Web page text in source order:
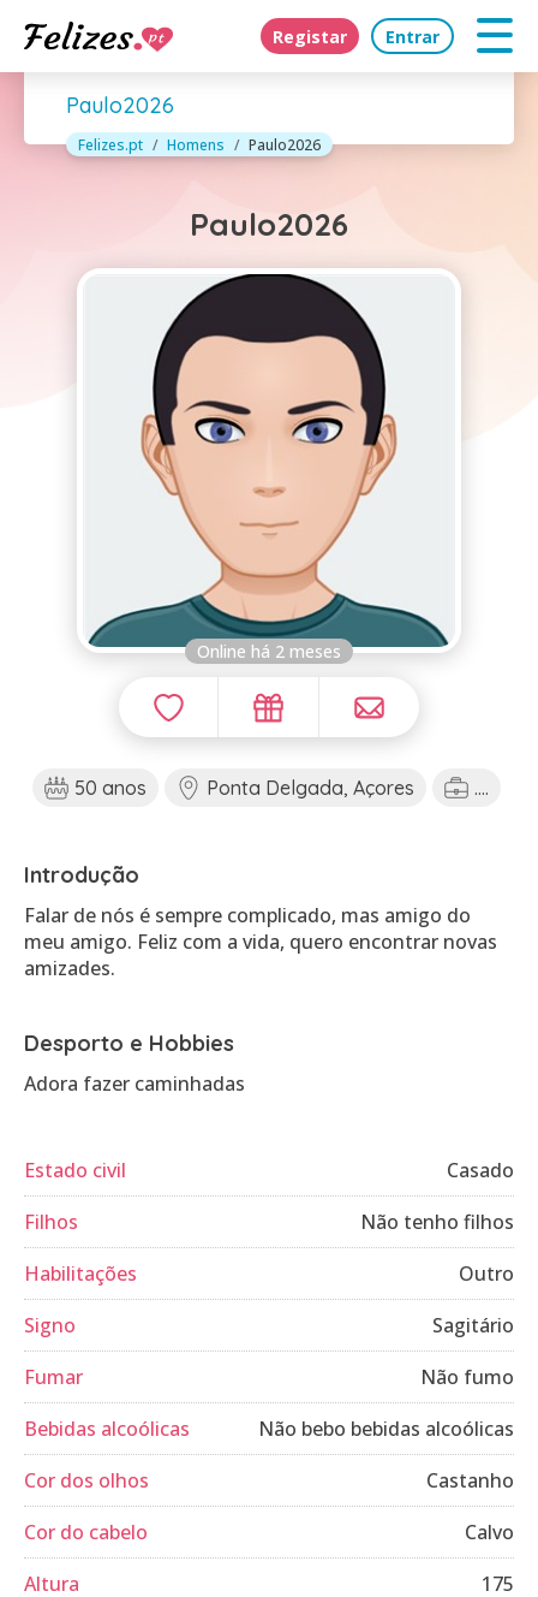
Registar Entrar
Paulo2026
Felizes.pt Homens Paulo2026
Paulo2026
Online há 2 meses
50 anos Ponta Delgada, Açores ....
Introdução
Falar de nós é sempre complicado, mas amigo do
meu amigo. Feliz com a vida, quero encontrar novas
amizades.
Desporto e Hobbies
Adora fazer caminhadas
Estado civil
Casado
Filhos
Não tenho filhos
Habilitações
Outro
Signo
Sagitário
Fumar
Não fumo
Bebidas alcoólicas
Não bebo bebidas alcoólicas
Cor dos olhos
Castanho
Cor do cabelo
Calvo
Altura
175